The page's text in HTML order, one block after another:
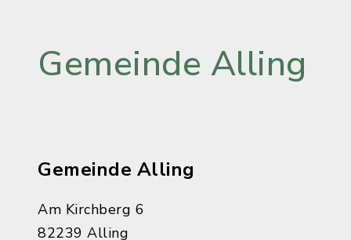
Gemeinde Alling
Gemeinde Alling
Am Kirchberg 6
82239 Alling